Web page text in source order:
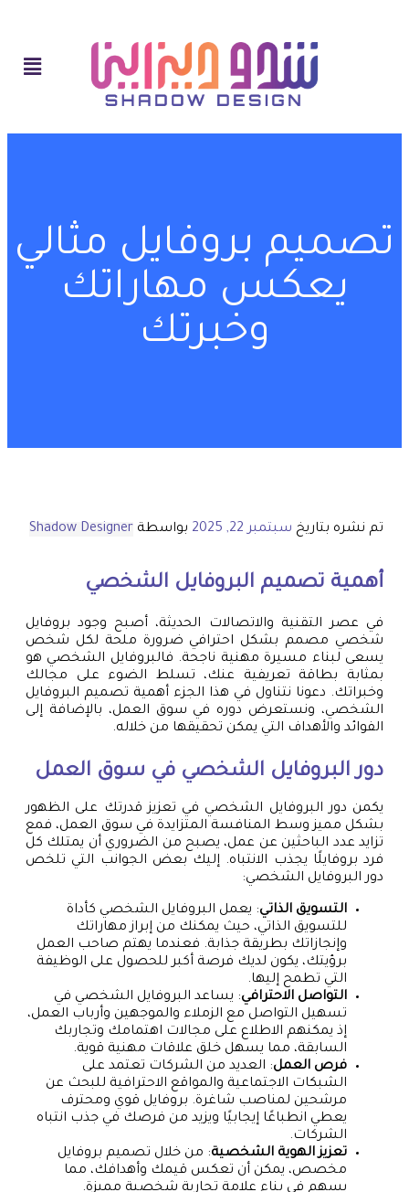
تصميم بروفايل مثالي
يعكس مهاراتك
وخبرتك
تم نشره بتاريخ سبتمبر 22, 2025 بواسطة Shadow Designer
أهمية تصميم البروفايل الشخصي
في عصر التقنية والاتصالات الحديثة، أصبح وجود بروفايل
شخصي مصمم بشكل احترافي ضرورة ملحة لكل شخص
يسعى لبناء مسيرة مهنية ناجحة. فالبروفايل الشخصي هو
بمثابة بطاقة تعريفية عنك، تسلط الضوء على مجالك
وخبراتك. دعونا نتناول في هذا الجزء أهمية تصميم البروفايل
الشخصي، ونستعرض دوره في سوق العمل، بالإضافة إلى
الفوائد والأهداف التي يمكن تحقيقها من خلاله.
دور البروفايل الشخصي في سوق العمل
يكمن دور البروفايل الشخصي في تعزيز قدرتك على الظهور
بشكل مميز وسط المنافسة المتزايدة في سوق العمل، فمع
تزايد عدد الباحثين عن عمل، يصبح من الضروري أن يمتلك كل
فرد بروفايلًا يجذب الانتباه. إليك بعض الجوانب التي تلخص
دور البروفايل الشخصي:
التسويق الذاتي: يعمل البروفايل الشخصي كأداة
للتسويق الذاتي، حيث يمكنك من إبراز مهاراتك
وإنجازاتك بطريقة جذابة. فعندما يهتم صاحب العمل
برؤيتك، يكون لديك فرصة أكبر للحصول على الوظيفة
التي تطمح إليها.
التواصل الاحترافي: يساعد البروفايل الشخصي في
تسهيل التواصل مع الزملاء والموجهين وأرباب العمل،
إذ يمكنهم الاطلاع على مجالات اهتمامك وتجاربك
السابقة، مما يسهل خلق علاقات مهنية قوية.
فرص العمل: العديد من الشركات تعتمد على
الشبكات الاجتماعية والمواقع الاحترافية للبحث عن
مرشحين لمناصب شاغرة. بروفايل قوي ومحترف
يعطي انطباعًا إيجابيًا ويزيد من فرصك في جذب انتباه
الشركات.
تعزيز الهوية الشخصية: من خلال تصميم بروفايل
مخصص، يمكن أن تعكس قيمك وأهدافك، مما
يسهم في بناء علامة تجارية شخصية مميزة.